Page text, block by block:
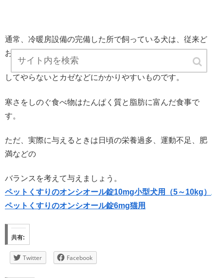
通常、冷暖房設備の完備した所で飼っている犬は、従来ど
おり温度管理を
してやらないとカゼなどにかかりやすいものです。
寒さをしのぐ食べ物はたんぱく質と脂肪に富んだ食事で
す。
ただ、実際に与えるときは日頃の栄養過多、運動不足、肥
満などの
バランスを考えて与えましょう。
ペットくすりのオンシオール錠10mg小型犬用（5～10kg）
ペットくすりのオンシオール錠6mg猫用
共有:
Twitter Facebook